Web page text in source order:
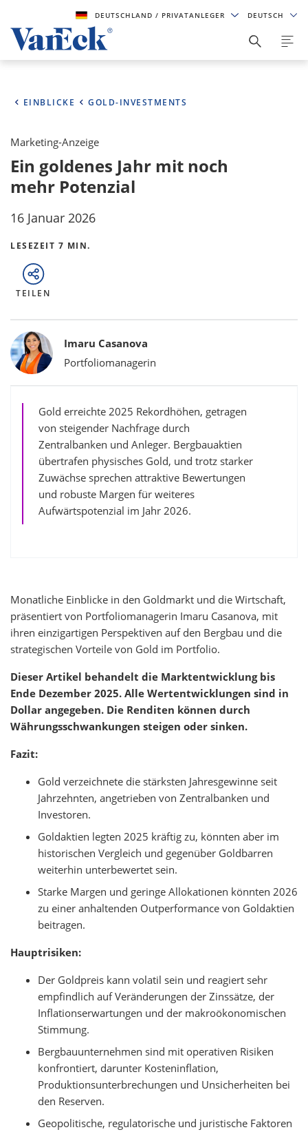
DEUTSCHLAND/ PRIVATANLEGER DEUTSCH
EINBLICKE GOLD-INVESTMENTS
Marketing-Anzeige
Ein goldenes Jahr mit noch
mehr Potenzial
16 Januar 2026
LESEZEIT 7 MIN.
TEILEN
Bylines
Imaru Casanova
Portfoliomanagerin
Gold erreichte 2025 Rekordhöhen, getragen
von steigender Nachfrage durch
Zentralbanken und Anleger. Bergbauaktien
übertrafen physisches Gold, und trotz starker
Zuwächse sprechen attraktive Bewertungen
und robuste Margen für weiteres
Aufwärtspotenzial im Jahr 2026.
Monatliche Einblicke in den Goldmarkt und die Wirtschaft,
präsentiert von Portfoliomanagerin Imaru Casanova, mit
ihren einzigartigen Perspektiven auf den Bergbau und die
strategischen Vorteile von Gold im Portfolio.
Dieser Artikel behandelt die Marktentwicklung bis
Ende Dezember 2025. Alle Wertentwicklungen sind in
Dollar angegeben. Die Renditen können durch
Währungsschwankungen steigen oder sinken.
Fazit:
Gold verzeichnete die stärksten Jahresgewinne seit
Jahrzehnten, angetrieben von Zentralbanken und
Investoren.
Goldaktien legten 2025 kräftig zu, könnten aber im
historischen Vergleich und gegenüber Goldbarren
weiterhin unterbewertet sein.
Starke Margen und geringe Allokationen könnten 2026
zu einer anhaltenden Outperformance von Goldaktien
beitragen.
Hauptrisiken:
Der Goldpreis kann volatil sein und reagiert sehr
empfindlich auf Veränderungen der Zinssätze, der
Inflationserwartungen und der makroökonomischen
Stimmung.
Bergbauunternehmen sind mit operativen Risiken
konfrontiert, darunter Kosteninflation,
Produktionsunterbrechungen und Unsicherheiten bei
den Reserven.
Geopolitische, regulatorische und juristische Faktoren